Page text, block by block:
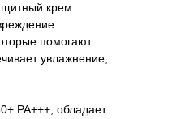
крем
помогают
увлажнение,
PA+++, обладает